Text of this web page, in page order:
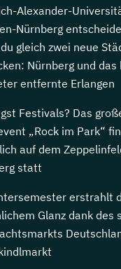
Alexander-
Nürnberg
gleich zwei neue
Nürnberg und das
entfernte Erlangen
Festivals? Das
„Rock im Park“
auf dem
statt
erstrahlt
Glanz dank des